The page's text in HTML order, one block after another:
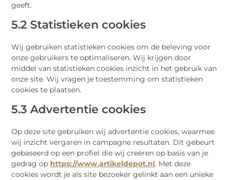
geeft.
5.2 Statistieken cookies
Wij gebruiken statistieken cookies om de beleving voor
onze gebruikers te optimaliseren. Wij krijgen door
middel van statistieken cookies inzicht in het gebruik van
onze site. Wij vragen je toestemming om statistieken
cookies te plaatsen.
5.3 Advertentie cookies
Op deze site gebruiken wij advertentie cookies, waarmee
wij inzicht vergaren in campagne resultaten. Dit gebeurt
gebaseerd op een profiel die wij creëren op basis van je
gedrag op https://www.artikeldepot.nl. Met deze
cookies wordt je als site bezoeker gelinkt aan een unieke